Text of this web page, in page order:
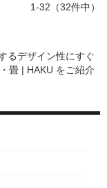
1-32（32件中）
るデザイン性にすぐ
畳 | HAKU をご紹介